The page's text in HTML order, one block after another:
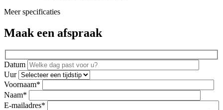
Meer specificaties
Maak een afspraak
Datum
Uur
Voornaam*
Naam*
E-mailadres*